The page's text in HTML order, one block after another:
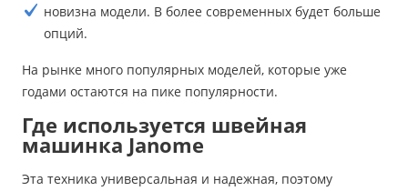
новизна модели. В более современных будет больше
опций.
На рынке много популярных моделей, которые уже
годами остаются на пике популярности.
Где используется швейная
машинка Janome
Эта техника универсальная и надежная, поэтому